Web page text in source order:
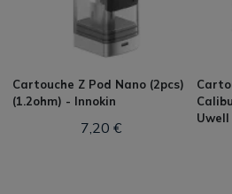
Cartouche Z Pod Nano (2pcs)
(1.2ohm) - Innokin
7,20 €
Uwell